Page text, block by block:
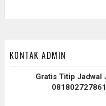
KONTAK ADMIN
Gratis Titip Jadwal